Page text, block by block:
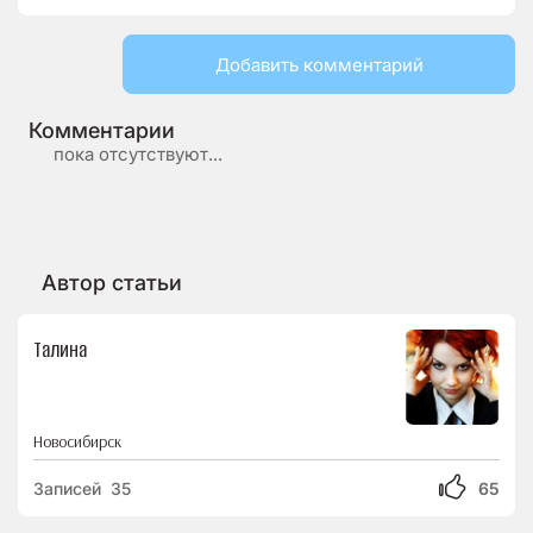
Добавить комментарий
Комментарии
пока отсутствуют...
Автор статьи
Талина
Новосибирск
65
Записей 35